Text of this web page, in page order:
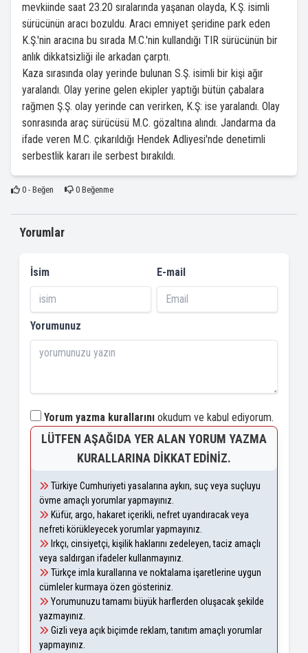
mevkiinde saat 23.20 sıralarında yaşanan olayda, K.Ş. isimli
sürücünün aracı bozuldu. Aracı emniyet şeridine park eden
K.Ş.'nin aracına bu sırada M.C.'nin kullandığı TIR sürücünün bir
anlık dikkatsizliği ile arkadan çarptı.
Kaza sırasında olay yerinde bulunan S.Ş. isimli bir kişi ağır
yaralandı. Olay yerine gelen ekipler yaptığı bütün çabalara
rağmen Ş.Ş. olay yerinde can verirken, K.Ş: ise yaralandı. Olay
sonrasında araç sürücüsü M.C. gözaltına alındı. Jandarma da
ifade veren M.C. çıkarıldığı Hendek Adliyesi'nde denetimli
serbestlik kararı ile serbest bırakıldı.
0- Beğen 0Beğenme
Yorumlar
İsim E-mail
Yorumunuz
Yorum yazma kurallarını okudum ve kabul ediyorum.
LÜTFEN AŞAĞIDA YER ALAN YORUM YAZMA
KURALLARINA DIKKAT EDINIZ.
Türkiye Cumhuriyeti yasalarına aykırı, suç veya suçluyu
övme amaçlı yorumlar yapmayınız.
Küfür, argo, hakaret içerikli, nefret uyandıracak veya
nefreti körükleyecek yorumlar yapmayınız.
Irkçı, cinsiyetçi, kişilik haklarını zedeleyen, taciz amaçlı
veya saldırgan ifadeler kullanmayınız.
Türkçe imla kurallarına ve noktalama işaretlerine uygun
cümleler kurmaya özen gösteriniz.
Yorumunuzu tamamı büyük harflerden oluşacak şekilde
yazmayınız.
Gizli veya açık biçimde reklam, tanıtım amaçlı yorumlar
yapmayınız.